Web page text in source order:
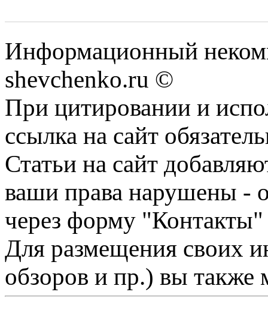
Информационный
shevchenko.ru ©
При цитировании и
ссылка на сайт
Статьи на сайт
ваши права нарушены -
через форму "Контакты"
Для размещения своих
обзоров и пр.) вы также